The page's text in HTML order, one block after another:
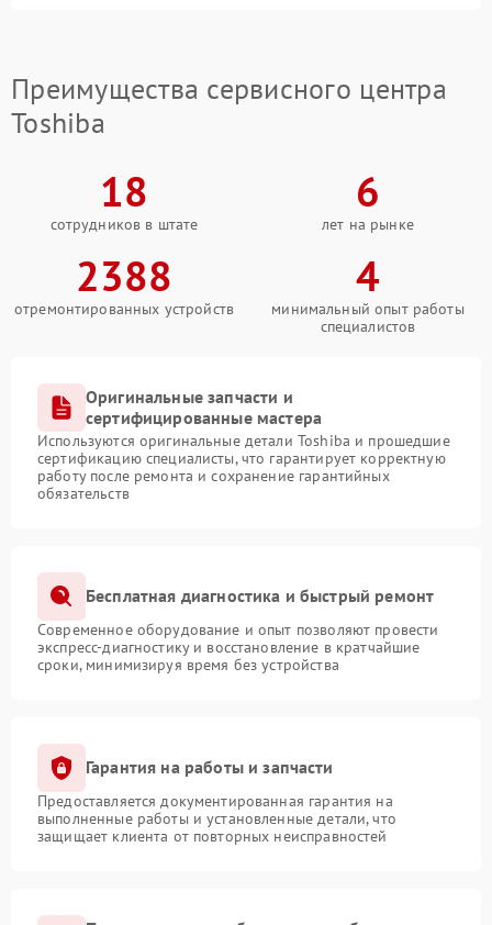
Преимущества сервисного центра
Toshiba
18
сотрудников в штате
6
лет на рынке
2388
отремонтированных устройств
4
минимальный опыт работы
специалистов
Оригинальные запчасти и
сертифицированные мастера
Используются оригинальные детали Toshiba и прошедшие
сертификацию специалисты, что гарантирует корректную
работу после ремонта и сохранение гарантийных
обязательств
Бесплатная диагностика и быстрый ремонт
Современное оборудование и опыт позволяют провести
экспресс-диагностику и восстановление в кратчайшие
сроки, минимизируя время без устройства
Гарантия на работы и запчасти
Предоставляется документированная гарантия на
выполненные работы и установленные детали, что
защищает клиента от повторных неисправностей